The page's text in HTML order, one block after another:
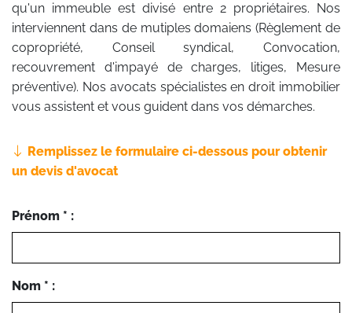
qu'un immeuble est divisé entre 2 propriétaires. Nos
interviennent dans de mutiples domaiens (Règlement de
copropriété, Conseil syndical, Convocation,
recouvrement d'impayé de charges, litiges, Mesure
préventive). Nos avocats spécialistes en droit immobilier
vous assistent et vous guident dans vos démarches.
Remplissez le formulaire ci-dessous pour obtenir
un devis d'avocat
Prénom * :
Nom * :